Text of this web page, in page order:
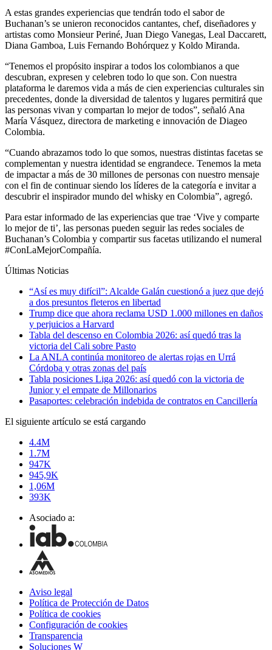
A estas grandes experiencias que tendrán todo el sabor de
Buchanan’s se unieron reconocidos cantantes, chef, diseñadores y
artistas como Monsieur Periné, Juan Diego Vanegas, Leal Daccarett,
Diana Gamboa, Luis Fernando Bohórquez y Koldo Miranda.
“Tenemos el propósito inspirar a todos los colombianos a que
descubran, expresen y celebren todo lo que son. Con nuestra
plataforma le daremos vida a más de cien experiencias culturales sin
precedentes, donde la diversidad de talentos y lugares permitirá que
las personas vivan y compartan lo mejor de todos”, señaló Ana
María Vásquez, directora de marketing e innovación de Diageo
Colombia.
“Cuando abrazamos todo lo que somos, nuestras distintas facetas se
complementan y nuestra identidad se engrandece. Tenemos la meta
de impactar a más de 30 millones de personas con nuestro mensaje
con el fin de continuar siendo los líderes de la categoría e invitar a
descubrir el inspirador mundo del whisky en Colombia”, agregó.
Para estar informado de las experiencias que trae ‘Vive y comparte
lo mejor de ti’, las personas pueden seguir las redes sociales de
Buchanan’s Colombia y compartir sus facetas utilizando el numeral
#ConLaMejorCompañía.
Últimas Noticias
“Así es muy difícil”: Alcalde Galán cuestionó a juez que dejó
a dos presuntos fleteros en libertad
Trump dice que ahora reclama USD 1.000 millones en daños
y perjuicios a Harvard
Tabla del descenso en Colombia 2026: así quedó tras la
victoria del Cali sobre Pasto
La ANLA continúa monitoreo de alertas rojas en Urrá
Córdoba y otras zonas del país
Tabla posiciones Liga 2026: así quedó con la victoria de
Junior y el empate de Millonarios
Pasaportes: celebración indebida de contratos en Cancillería
El siguiente artículo se está cargando
4.4M
1.7M
947K
945,9K
1,06M
393K
Asociado a:
Aviso legal
Política de Protección de Datos
Política de cookies
Configuración de cookies
Transparencia
Soluciones W